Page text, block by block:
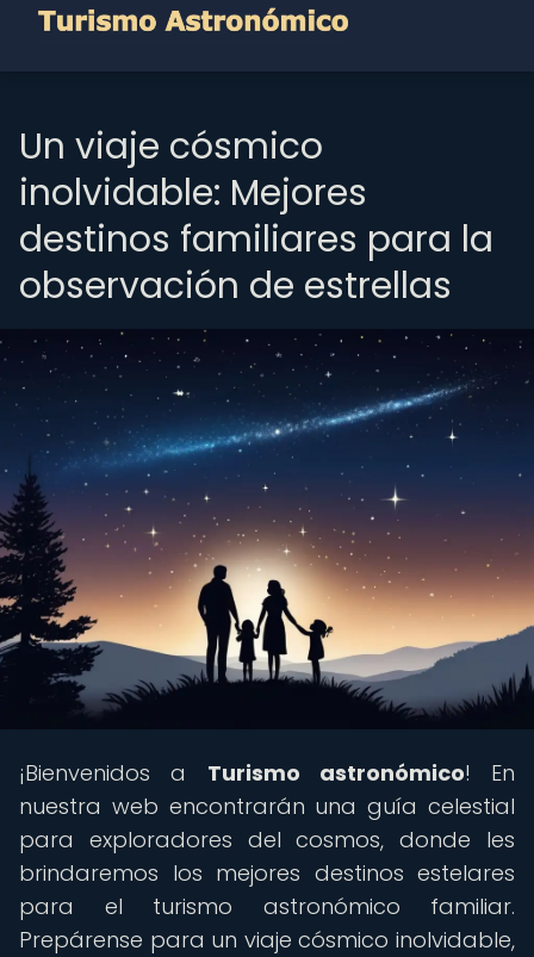
Un viaje cósmico
inolvidable: Mejores
destinos familiares para la
observación de estrellas
¡Bienvenidos a Turismo astronómico! En
nuestra web encontrarán una guía celestial
para exploradores del cosmos, donde les
brindaremos los mejores destinos estelares
para el turismo astronómico familiar.
Prepárense para un viaje cósmico inolvidable,